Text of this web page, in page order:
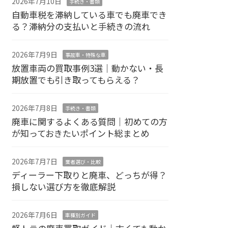
自動車税を滞納している車でも廃車でき
る？滞納分の支払いと手続きの流れ
2026年7月9日 事故車・特殊な車
放置車両の買取事例3選｜動かない・長
期放置でも引き取ってもらえる？
2026年7月8日 手続き・書類
廃車に関するよくある質問｜初めての方
が知っておきたいポイント総まとめ
2026年7月7日 業者選び・比較
ディーラー下取りと廃車、どっちが得？
損しない選び方を徹底解説
2026年7月6日 車種別ガイド